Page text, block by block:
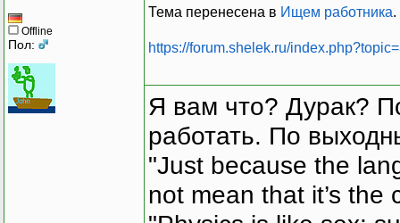
Offline
Пол:
Тема перенесена в Ищем работника.
https://forum.shelek.ru/
Я вам что? Дурак?
работать. По
"Just because the
not mean that it’s the